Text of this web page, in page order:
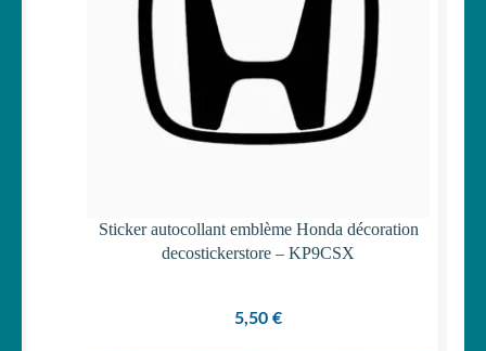
Sticker autocollant emblème Honda décoration
decostickerstore – KP9CSX
5,50 €